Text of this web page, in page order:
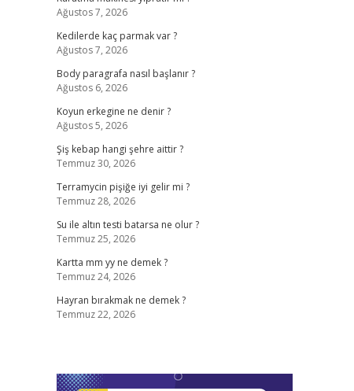
Ağustos 7, 2026
Kedilerde kaç parmak var ?
Ağustos 7, 2026
Body paragrafa nasıl başlanır ?
Ağustos 6, 2026
Koyun erkegine ne denir ?
Ağustos 5, 2026
Şiş kebap hangi şehre aittir ?
Temmuz 30, 2026
Terramycin pişiğe iyi gelir mi ?
Temmuz 28, 2026
Su ile altın testi batarsa ne olur ?
Temmuz 25, 2026
Kartta mm yy ne demek ?
Temmuz 24, 2026
Hayran bırakmak ne demek ?
Temmuz 22, 2026